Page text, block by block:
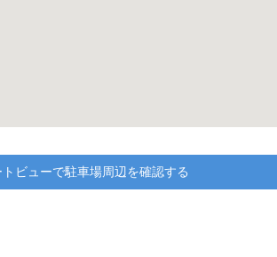
ビューで駐車場周辺を確認する